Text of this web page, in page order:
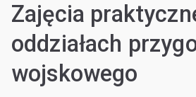
Zajęcia
oddziałach
wojskowego